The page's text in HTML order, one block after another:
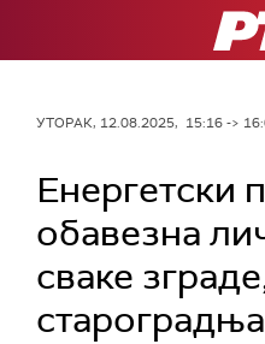
РТС
УТОРАК, 12.08.2025, 15:16 ->
Енергетски
обавезна
сваке